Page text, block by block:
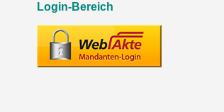
Login-Bereich